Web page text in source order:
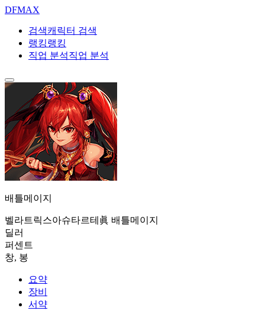
DFMAX
검색캐릭터 검색
랭킹랭킹
직업 분석직업 분석
배틀메이지
벨라트릭스아슈타르테 眞 배틀메이지
딜러
퍼센트
창, 봉
요약
장비
서약